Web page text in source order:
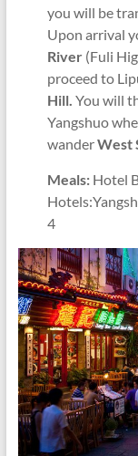
you will be
Upon arrival
River (Fuli
proceed to
Hill.You will
Yangshuo
wanderWest
Meals: Hotel
4